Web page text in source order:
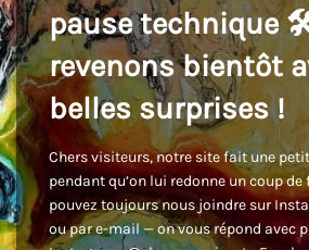
pause technique
revenons bientôt
belles surprises !
Chers visiteurs, notre site fait une
pendant qu’on lui redonne un coup
pouvez toujours nous joindre sur
ou par e-mail — on vous répond avec